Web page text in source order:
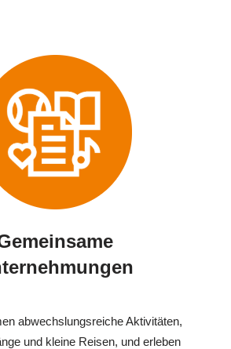
abwechslungsreiche Aktivitäten,
und kleine Reisen, und erleben